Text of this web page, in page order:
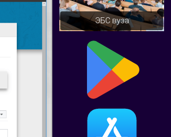
ЭБС вуза